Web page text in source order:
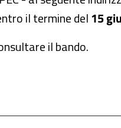
il termine del15
il bando.